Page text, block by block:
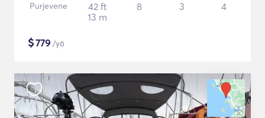
Purjevene
42 ft
13 m
8 3 4
$779 /yö